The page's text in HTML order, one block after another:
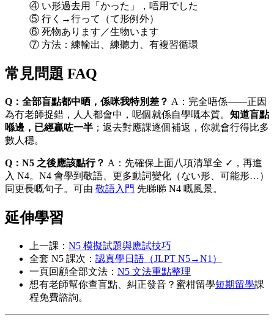
④ い形過去用「かった」，唔用でした
⑤ 行く→行って（て形例外）
⑥ 死物あります／生物います
⑦ 方法：練輸出、練聽力、有複習循環
常見問題 FAQ
Q：全部盲點都中晒，係咪我特別差？ A：完全唔係——正因
為冇老師捉錯，人人都會中，呢個就係自學嘅本質。 知道盲點
喺邊，已經贏咗一半 ；返去對應課逐個補返，你就會行得比多
數人穩。
Q：N5 之後應該點行？ A：先確保上面八項清單全 ✓，再進
入 N4。N4 會學到敬語、更多動詞變化（ない形、可能形…）
同更長嘅句子。可由 敬語入門 先睇睇 N4 嘅風景。
延伸學習
上一課： N5 模擬試題與應試技巧
全套 N5 課次： 認真學日語（JLPT N5→N1）
一頁回顧全部文法： N5 文法重點整理
想有老師幫你查盲點、糾正發音？蜜柑留學短期留學課
程免費諮詢。